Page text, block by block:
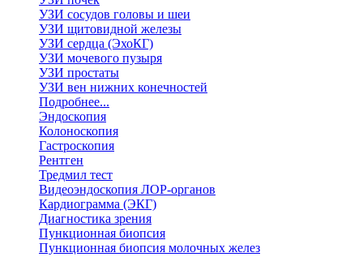
УЗИ сосудов головы и шеи
УЗИ щитовидной железы
УЗИ сердца (ЭхоКГ)
УЗИ мочевого пузыря
УЗИ простаты
УЗИ вен нижних конечностей
Подробнее...
Эндоскопия
Колоноскопия
Гастроскопия
Рентген
Тредмил тест
Видеоэндоскопия ЛОР-органов
Кардиограмма (ЭКГ)
Диагностика зрения
Пункционная биопсия
Пункционная биопсия молочных желез